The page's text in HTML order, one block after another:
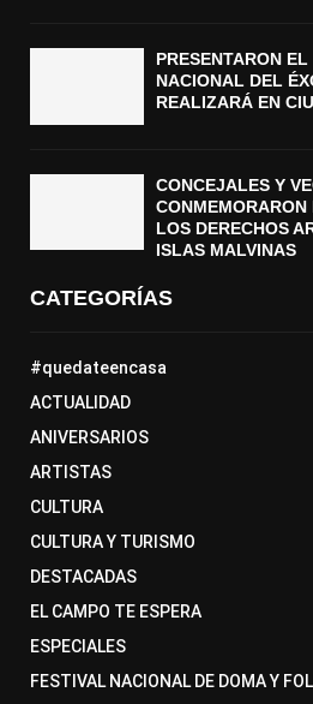
PRESENTARON
NACIONAL DEL
REALIZARÁ EN
CONCEJALES Y
LOS DERECHOS
ISLAS MALVINAS
CATEGORÍAS
#quedateencasa
ACTUALIDAD
ANIVERSARIOS
ARTISTAS
CULTURA
CULTURA Y TURISMO
DESTACADAS
EL CAMPO TE ESPERA
ESPECIALES
FESTIVAL NACIONAL DE DOMA Y